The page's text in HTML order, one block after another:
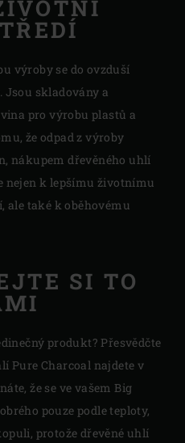
výroby se do ovzduší
skladovány a
pro výrobu plastů a
že odpad z výroby
nákupem dřevěného uhlí
nejen k lepšímu životnímu
ale také k oběhovému
SI TO
produkt? Přesvědčte
Pure Charcoal najdete v
že se ve vašem Big
pouze podle teploty,
protože dřevěné uhlí